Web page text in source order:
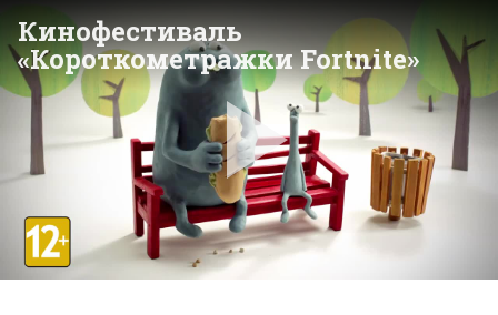
Кинофестиваль
«Короткометражки Fortnite»